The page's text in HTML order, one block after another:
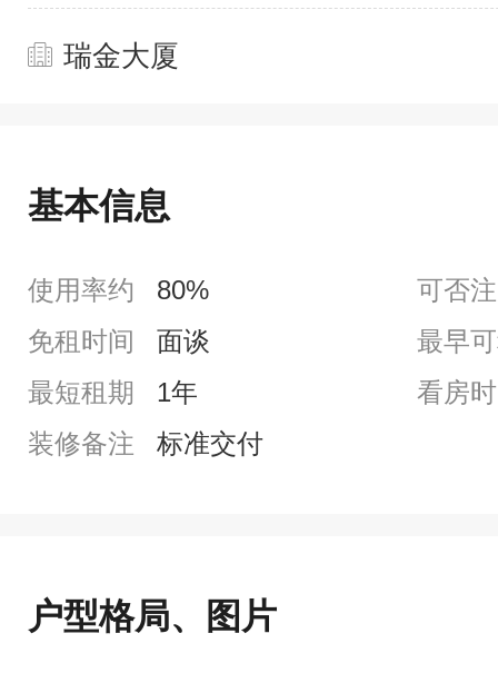
瑞金大厦
基本信息
使用率约 80%
可否
免租时间
面谈
最早
最短租期
1年
看房
装修备注
标准交付
户型格局、图片